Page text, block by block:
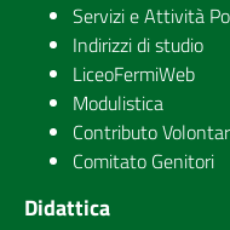
Servizi e Attività
Indirizzi di studio
LiceoFermiWeb
Modulistica
Contributo
Comitato Genitori
Didattica